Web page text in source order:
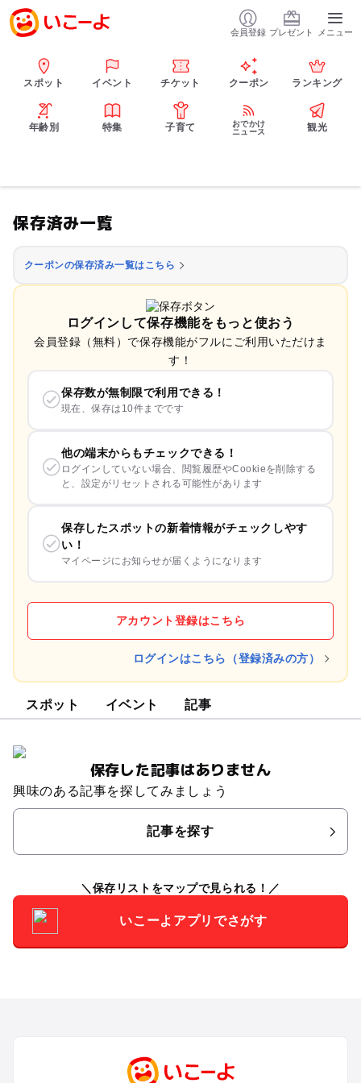
会員登録 プレゼント メニュー
スポット イベント チケット クーポン ランキング
年齢別 特集 子育て
おでかけ
ニュース
観光
保存済み一覧
クーポンの保存済み一覧はこちら
ログインして保存機能をもっと使おう
会員登録（無料）で保存機能がフルにご利用いただけま
す！
保存数が無制限で利用できる！
現在、保存は10件までです
他の端末からもチェックできる！
ログインしていない場合、閲覧履歴やCookieを削除する
と、設定がリセットされる可能性があります
保存したスポットの新着情報がチェックしやす
い！
マイページにお知らせが届くようになります
アカウント登録はこちら
ログインはこちら（登録済みの方）
スポット イベント 記事
保存した記事はありません
興味のある記事を探してみましょう
記事を探す
保存リストをマップで見られる！
いこーよアプリでさがす